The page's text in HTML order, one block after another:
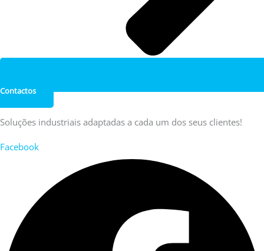
Contactos
Soluções industriais adaptadas a cada um dos seus clientes!
Facebook